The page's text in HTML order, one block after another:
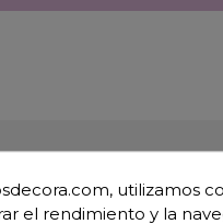
utilizamos
el rendimiento y la